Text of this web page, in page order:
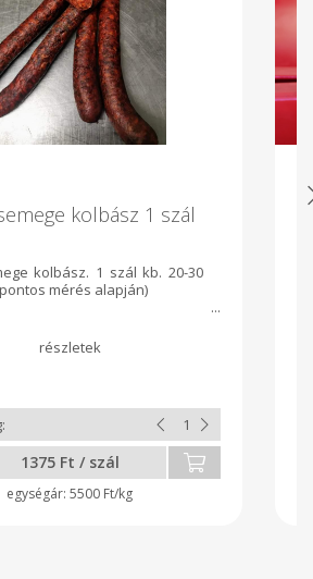
kolbász 1 szál
kolbász. 1 szál kb. 20-30
mérés alapján)
1375 Ft / szál
5500 Ft/kg